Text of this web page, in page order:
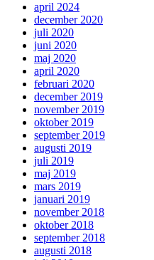
april 2024
december 2020
juli 2020
juni 2020
maj 2020
april 2020
februari 2020
december 2019
november 2019
oktober 2019
september 2019
augusti 2019
juli 2019
maj 2019
mars 2019
januari 2019
november 2018
oktober 2018
september 2018
augusti 2018